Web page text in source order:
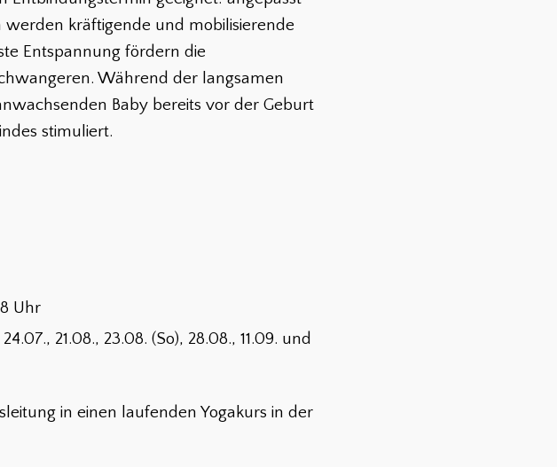
kräftigende und mobilisierende
Entspannung fördern die
Während der langsamen
Baby bereits vor der Geburt
stimuliert.
Uhr
21.08., 23.08. (So), 28.08., 11.09. und
in einen laufenden Yogakurs in der